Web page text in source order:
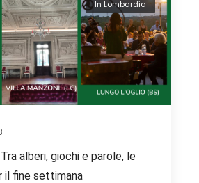
In Lombardia
alberi, giochi e parole, le
il fine settimana